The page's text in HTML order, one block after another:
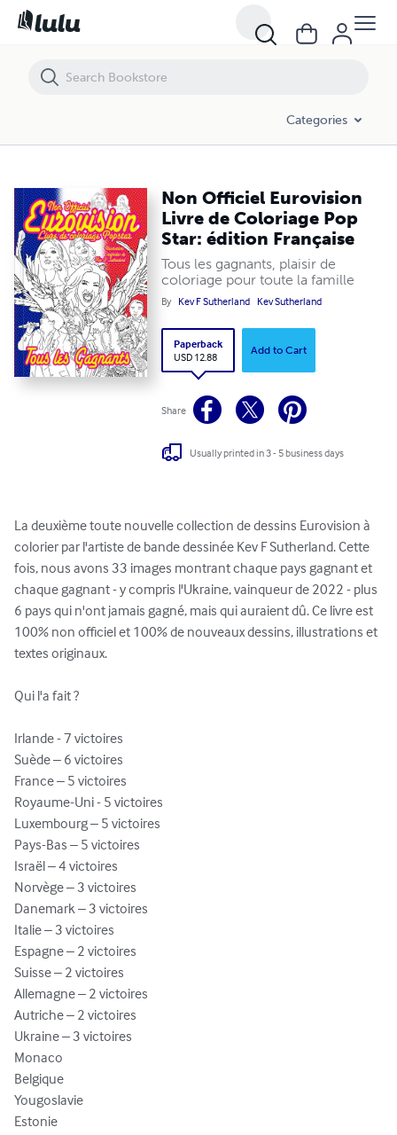
Categories
Non Officiel Eurovision
Livre de Coloriage Pop
Star: édition Française
Tous les gagnants, plaisir de
coloriage pour toute la famille
By Kev F Sutherland Kev Sutherland
Paperback
USD 12.88
Add to Cart
Share
Usually printed in 3 - 5 business days
La deuxième toute nouvelle collection de dessins Eurovision à
colorier par l'artiste de bande dessinée Kev F Sutherland. Cette
fois, nous avons 33 images montrant chaque pays gagnant et
chaque gagnant - y compris l'Ukraine, vainqueur de 2022 - plus
6 pays qui n'ont jamais gagné, mais qui auraient dû. Ce livre est
100% non officiel et 100% de nouveaux dessins, illustrations et
textes originaux.
Qui l'a fait ?
Irlande - 7 victoires
Suède – 6 victoires
France – 5 victoires
Royaume-Uni - 5 victoires
Luxembourg – 5 victoires
Pays-Bas – 5 victoires
Israël – 4 victoires
Norvège – 3 victoires
Danemark – 3 victoires
Italie – 3 victoires
Espagne – 2 victoires
Suisse – 2 victoires
Allemagne – 2 victoires
Autriche – 2 victoires
Ukraine – 3 victoires
Monaco
Belgique
Yougoslavie
Estonie
Non Officiel Eurovision Livre de Coloriage Pop Star: édition Française